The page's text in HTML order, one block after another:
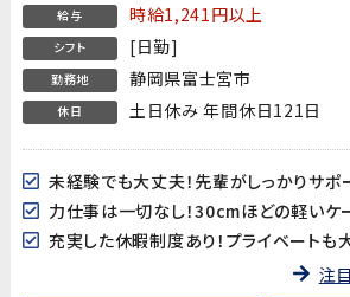
給与 時給1,241円以上
シフト [日勤]
勤務地 静岡県富士宮市
休日 土日休み 年間休日121日
充実した休暇制度あり！プライベートも
注